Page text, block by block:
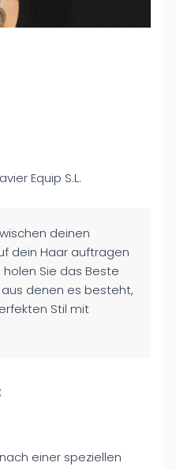
Equip S.L.
deinen
dein Haar auftragen
Sie das Beste
denen es besteht,
Stil mit
einer speziellen